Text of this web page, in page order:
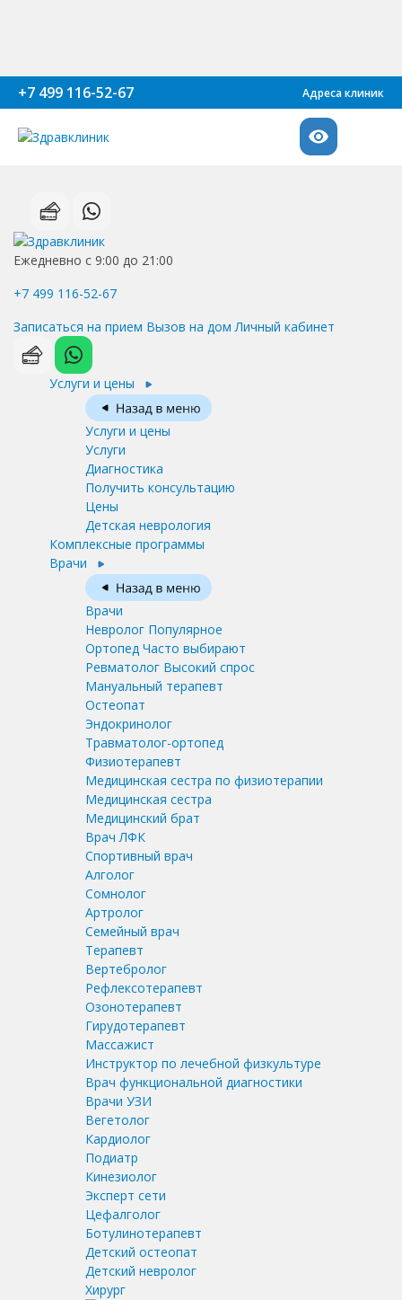
+7 499 116-52-67 Адреса клиник
Ежедневно с 9:00 до 21:00
+7 499 116-52-67
Записаться на прием Вызов на дом Личный кабинет
Услуги и цены
Услуги и цены
Услуги
Диагностика
Получить консультацию
Цены
Детская неврология
Комплексные программы
Врачи
Врачи
Невролог Популярное
Ортопед Часто выбирают
Ревматолог Высокий спрос
Мануальный терапевт
Остеопат
Эндокринолог
Травматолог-ортопед
Физиотерапевт
Медицинская сестра по физиотерапии
Медицинская сестра
Медицинский брат
Врач ЛФК
Спортивный врач
Алголог
Сомнолог
Артролог
Семейный врач
Терапевт
Вертебролог
Рефлексотерапевт
Озонотерапевт
Гирудотерапевт
Массажист
Инструктор по лечебной физкультуре
Врач функциональной диагностики
Врачи УЗИ
Вегетолог
Кардиолог
Подиатр
Кинезиолог
Эксперт сети
Цефалголог
Ботулинотерапевт
Детский остеопат
Детский невролог
Хирург